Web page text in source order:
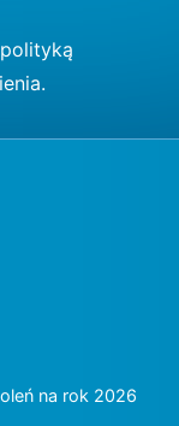
polityką
na rok 2026